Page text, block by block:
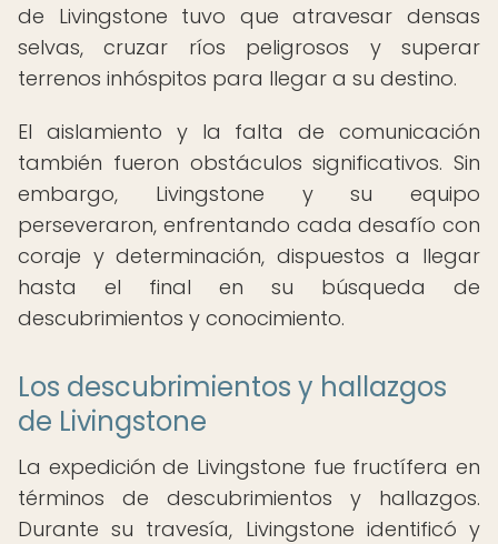
de Livingstone tuvo que atravesar densas
selvas, cruzar ríos peligrosos y superar
terrenos inhóspitos para llegar a su destino.
El aislamiento y la falta de comunicación
también fueron obstáculos significativos. Sin
embargo, Livingstone y su equipo
perseveraron, enfrentando cada desafío con
coraje y determinación, dispuestos a llegar
hasta el final en su búsqueda de
descubrimientos y conocimiento.
Los descubrimientos y hallazgos
de Livingstone
La expedición de Livingstone fue fructífera en
términos de descubrimientos y hallazgos.
Durante su travesía, Livingstone identificó y